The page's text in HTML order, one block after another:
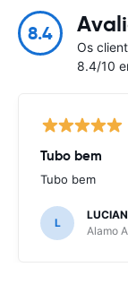
8.4
Os
8.4/10
Tubo bem
Tubo bem
L
Alamo